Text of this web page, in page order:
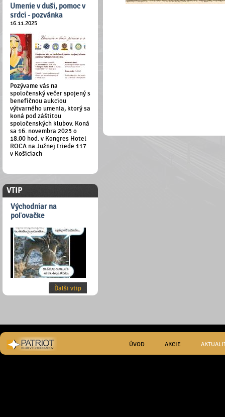
Umenie v duši, pomoc v
srdci - pozvánka
16.11.2025
Pozývame vás na
spoločenský večer spojený s
benefičnou aukciou
výtvarného umenia, ktorý sa
koná pod záštitou
spoločenských klubov. Koná
sa 16. novembra 2025 o
18.00 hod. v Kongres Hotel
ROCA na Južnej triede 117
v Košiciach
VTIP
Východniar na
poľovačke
Ďalši vtip
ÚVOD AKCIE